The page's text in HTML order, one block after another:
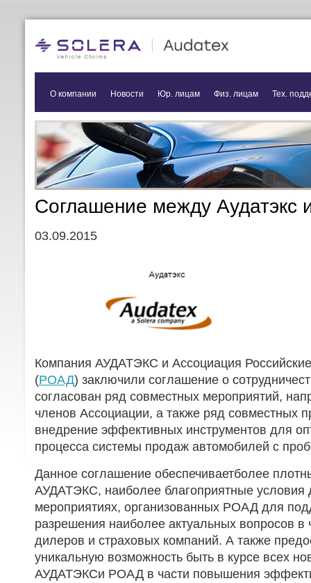
О компании Новости Юр. лицам Физ. лицам Тех.
Соглашение между
03.09.2015
Компания АУДАТЭКС и Ассоциация
(РОАД) заключили соглашение о
согласован ряд совместных мероприятий,
членов Ассоциации, а также ряд совместных
внедрение эффективных инструментов для
процесса системы продаж автомобилей с
Данное соглашение обеспечиваетболее
АУДАТЭКС, наиболее благоприятные
мероприятиях, организованных РОАД для
разрешения наиболее актуальных вопросов в
дилеров и страховых компаний. А также
уникальную возможность быть в курсе всех
АУДАТЭКСи РОАД в части повышения